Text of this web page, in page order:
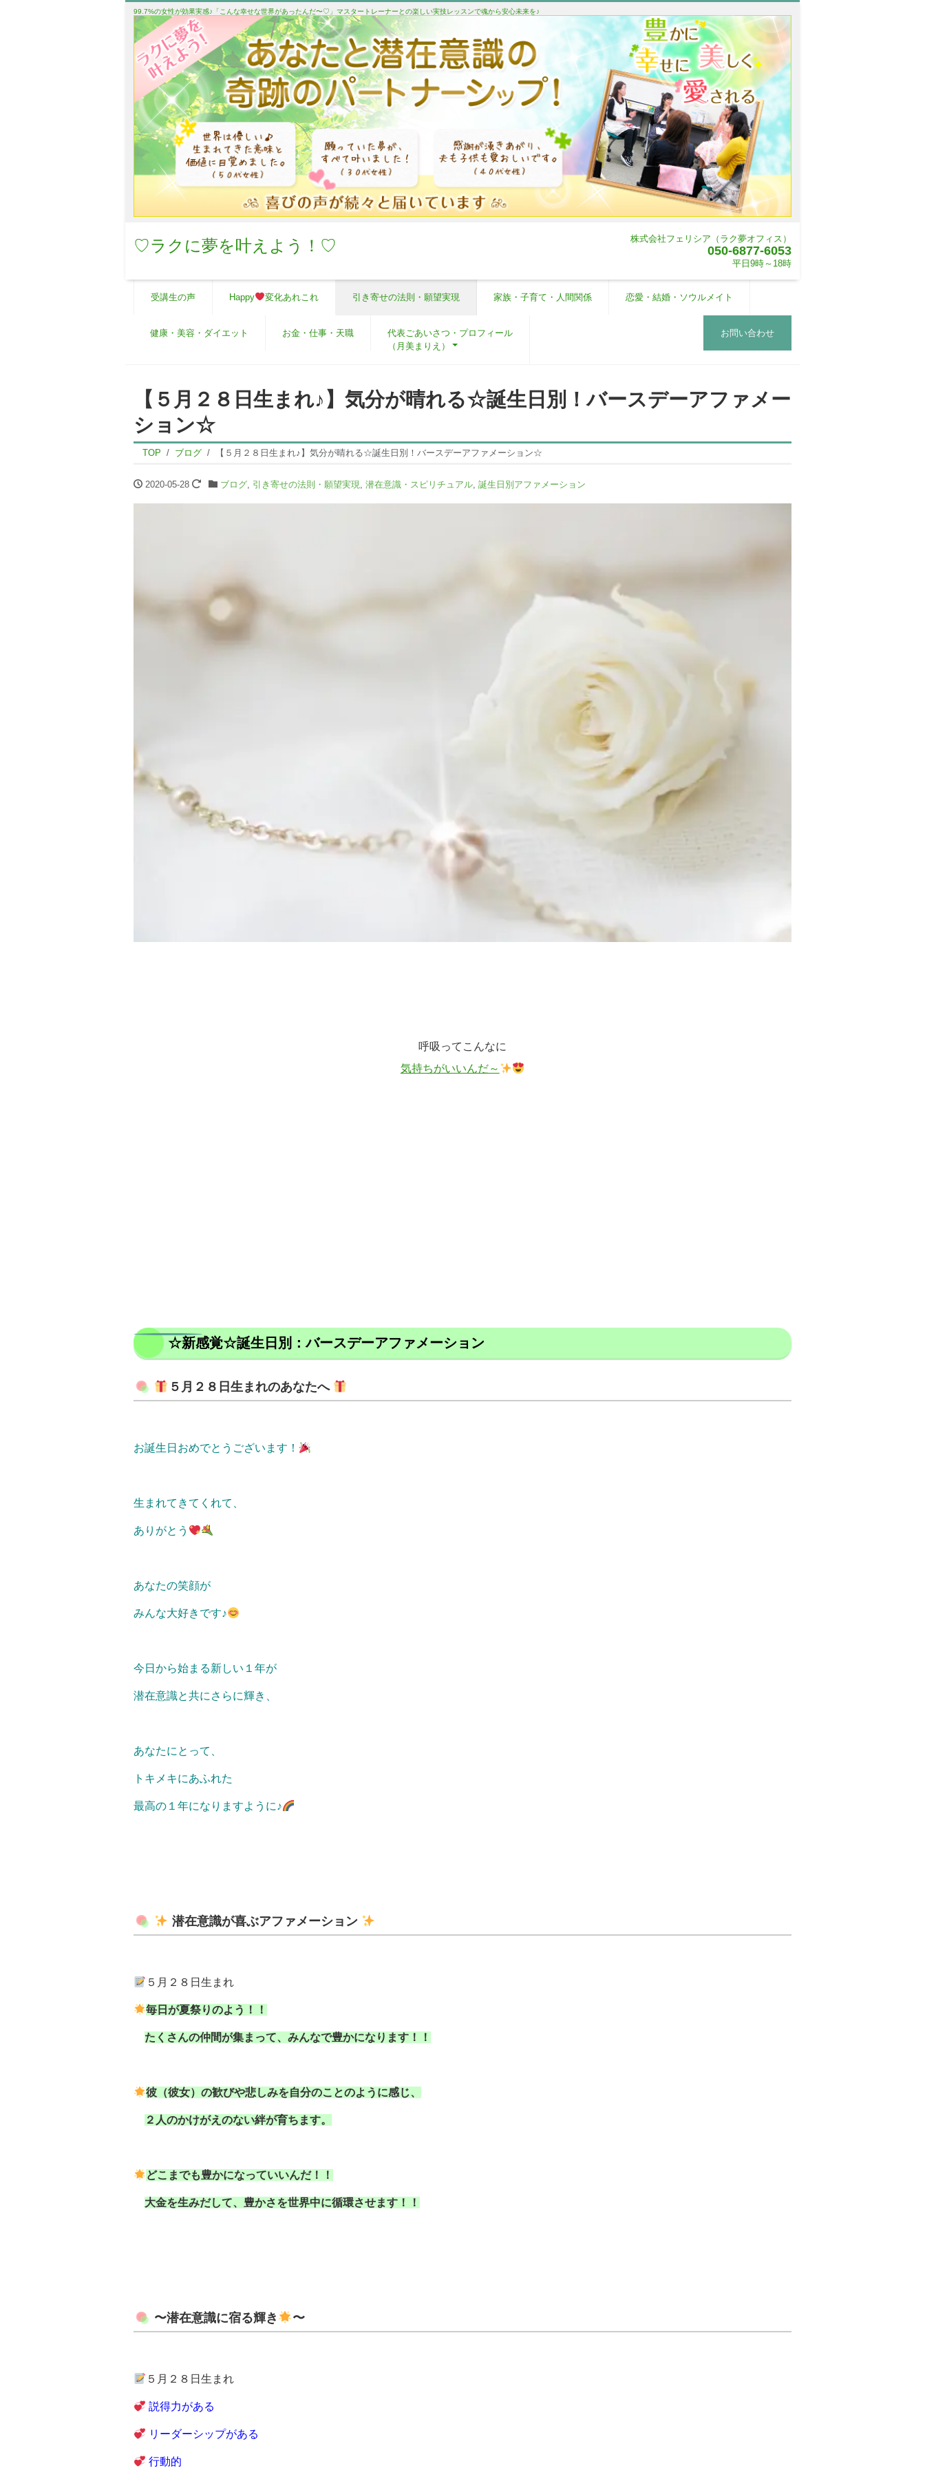
99.7%の女性が効果実感♪「こんな幸せな世界があったんだ〜♡」マスタートレーナーとの楽しい実技レッスンで魂から安心未来を♪
♡ラクに夢を叶えよう！♡ 株式会社フェリシア（ラク夢オフィス）
050-6877-6053
平日9時～18時
受講生の声 Happy 変化あれこれ 引き寄せの法則・願望実現 家族・子育て・人間関係 恋愛・結婚・ソウルメイト
健康・美容・ダイエット お金・仕事・天職
代表ごあいさつ・プロフィール
（月美まりえ）
お問い合わせ
【５月２８日生まれ♪】気分が晴れる☆誕生日別！バースデーアファメー
ション☆
TOP ブログ 【５月２８日生まれ♪】気分が晴れる☆誕生日別！バースデーアファメーション☆
2020-05-28 ブログ, 引き寄せの法則・願望実現 潜在意識・スピリチュアル, 誕生日別アファメーション
呼吸ってこんなに
気持ちがいいんだ～
☆新感覚☆誕生日別：バースデーアファメーション
５月２８日生まれのあなたへ
お誕生日おめでとうございます！
生まれてきてくれて、
ありがとう
あなたの笑顔が
みんな大好きです♪
今日から始まる新しい１年が
潜在意識と共にさらに輝き、
あなたにとって、
トキメキにあふれた
最高の１年になりますように♪
潜在意識が喜ぶアファメーション
５月２８日生まれ
毎日が夏祭りのよう！！
たくさんの仲間が集まって、みんなで豊かになります！！
彼（彼女）の歓びや悲しみを自分のことのように感じ、
２人のかけがえのない絆が育ちます。
どこまでも豊かになっていいんだ！！
大金を生みだして、豊かさを世界中に循環させます！！
〜潜在意識に宿る輝き 〜
５月２８日生まれ
説得力がある
リーダーシップがある
行動的